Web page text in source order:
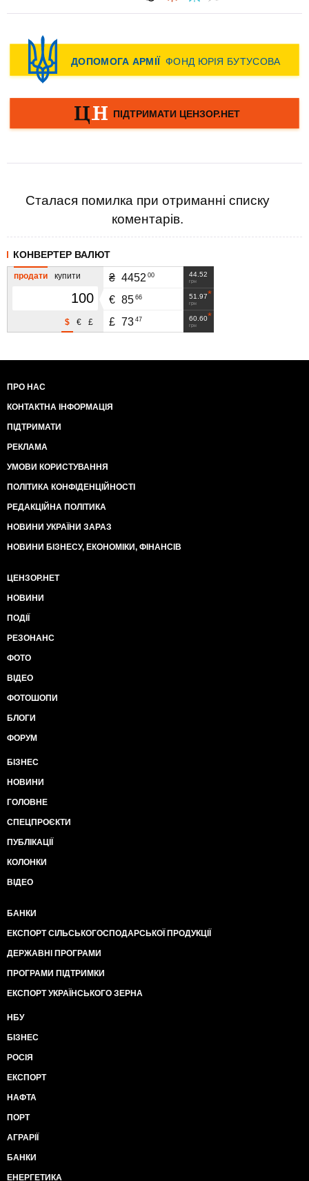
Сталася помилка при отриманні списку
коментарів.
КОНВЕРТЕР ВАЛЮТ
продати купити
£
€
$
44.52
грн
₴ 4452 00
51.97
грн
€ 85 66
60.60
грн
£ 73 47
ПРО НАС
КОНТАКТНА ІНФОРМАЦІЯ
ПІДТРИМАТИ
РЕКЛАМА
УМОВИ КОРИСТУВАННЯ
ПОЛІТИКА КОНФІДЕНЦІЙНОСТІ
РЕДАКЦІЙНА ПОЛІТИКА
НОВИНИ УКРАЇНИ ЗАРАЗ
НОВИНИ БІЗНЕСУ, ЕКОНОМІКИ, ФІНАНСІВ
ЦЕНЗОР.НЕТ
НОВИНИ
ПОДІЇ
РЕЗОНАНС
ФОТО
ВІДЕО
ФОТОШОПИ
БЛОГИ
ФОРУМ
БІЗНЕС
НОВИНИ
ГОЛОВНЕ
СПЕЦПРОЄКТИ
ПУБЛІКАЦІЇ
КОЛОНКИ
ВІДЕО
БАНКИ
ЕКСПОРТ СІЛЬСЬКОГОСПОДАРСЬКОЇ ПРОДУКЦІЇ
ДЕРЖАВНІ ПРОГРАМИ
ПРОГРАМИ ПІДТРИМКИ
ЕКСПОРТ УКРАЇНСЬКОГО ЗЕРНА
НБУ
БІЗНЕС
РОСІЯ
ЕКСПОРТ
НАФТА
ПОРТ
АГРАРІЇ
БАНКИ
ЕНЕРГЕТИКА